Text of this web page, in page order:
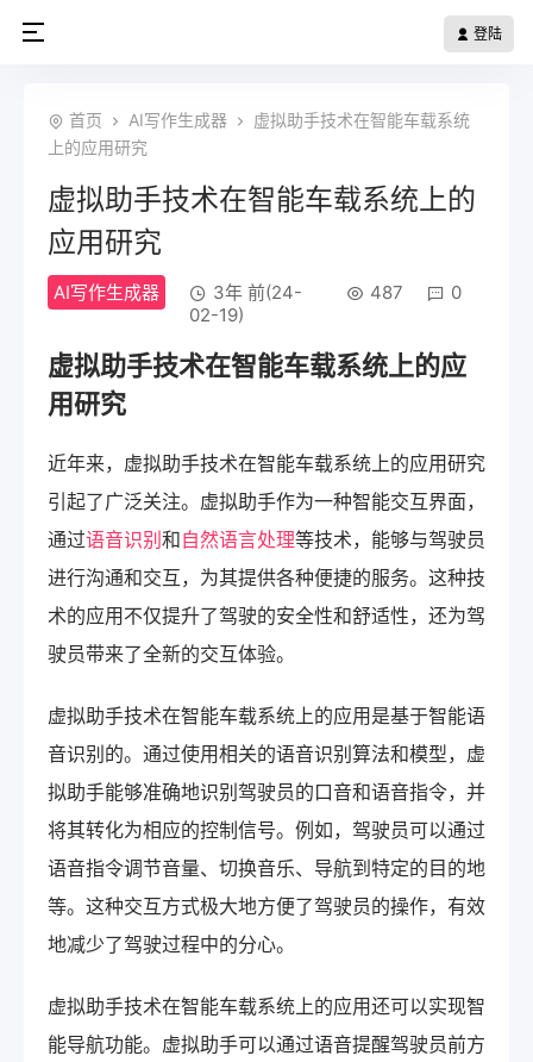
登陆
首页 AI写作生成器
虚拟助手技术在智能车载系统
上的应用研究
虚拟助手技术在智能车载系统上的
应用研究
AI写作生成器
3年 前(24-
02-19)
487 0
虚拟助手技术在智能车载系统上的应
用研究
近年来，虚拟助手技术在智能车载系统上的应用研究
引起了广泛关注。虚拟助手作为一种智能交互界面，
通过语音识别 和自然语言处理等技术，能够与驾驶员
进行沟通和交互，为其提供各种便捷的服务。这种技
术的应用不仅提升了驾驶的安全性和舒适性，还为驾
驶员带来了全新的交互体验。
虚拟助手技术在智能车载系统上的应用是基于智能语
音识别的。通过使用相关的语音识别算法和模型，虚
拟助手能够准确地识别驾驶员的口音和语音指令，并
将其转化为相应的控制信号。例如，驾驶员可以通过
语音指令调节音量、切换音乐、导航到特定的目的地
等。这种交互方式极大地方便了驾驶员的操作，有效
地减少了驾驶过程中的分心。
虚拟助手技术在智能车载系统上的应用还可以实现智
能导航功能。虚拟助手可以通过语音提醒驾驶员前方